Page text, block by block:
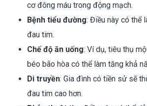
cơ đông máu trong động mạch.
Bệnh tiểu đường: Điều này có thể
đau tim.
Chế độ ăn uống: Ví dụ, tiêu thụ
béo bão hòa có thể làm tăng khả
Di truyền: Gia đình có tiền sử sẽ
đau tim cao hơn.